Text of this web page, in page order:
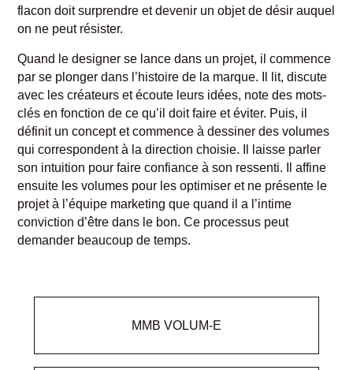
flacon doit surprendre et devenir un objet de désir auquel
on ne peut résister.
Quand le designer se lance dans un projet, il commence
par se plonger dans l’histoire de la marque. Il lit, discute
avec les créateurs et écoute leurs idées, note des mots-
clés en fonction de ce qu’il doit faire et éviter. Puis, il
définit un concept et commence à dessiner des volumes
qui correspondent à la direction choisie. Il laisse parler
son intuition pour faire confiance à son ressenti. Il affine
ensuite les volumes pour les optimiser et ne présente le
projet à l’équipe marketing que quand il a l’intime
conviction d’être dans le bon. Ce processus peut
demander beaucoup de temps.
MMB VOLUM-E